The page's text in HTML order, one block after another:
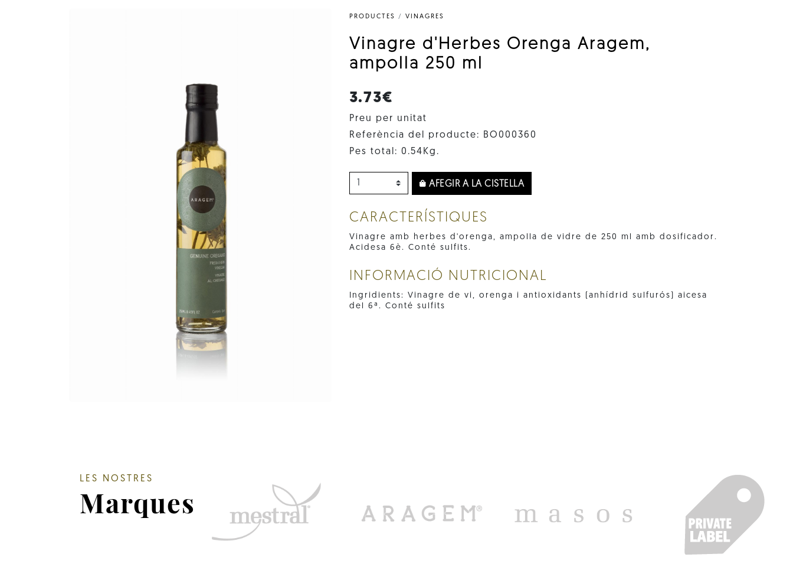
PRODUCTES / VINAGRES
Vinagre d'Herbes Orenga Aragem,
ampolla 250 ml
3.73€
Preu per unitat
Referència del producte: BO000360
Pes total: 0.54Kg.
AFEGIR A LA CISTELLA
CARACTERÍSTIQUES
Vinagre amb herbes d'orenga, ampolla de vidre de 250 ml amb dosificador.
Acidesa 6è. Conté sulfits.
INFORMACIÓ NUTRICIONAL
Ingridients: Vinagre de vi, orenga i antioxidants (anhídrid sulfurós) aicesa
del 6ª. Conté sulfits
LES NOSTRES
Marques